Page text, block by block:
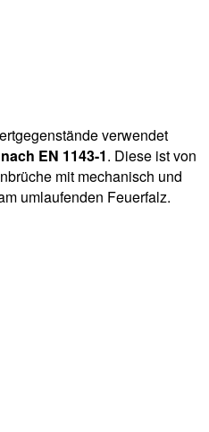
verwendet
EN 1143-1. Diese ist von
mit mechanisch und
umlaufenden Feuerfalz.